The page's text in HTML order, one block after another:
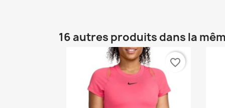
16 autres produits dans la
favorite_border